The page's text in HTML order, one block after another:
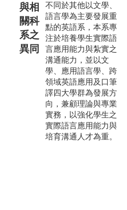
與相
關科
系之
異同
不同於其他以文學、
語言學為主要發展重
點的英語系，本系專
注於培養學生實際語
言應用能力與紮實之
溝通能力，並以文
學、應用語言學、跨
領域英語應用及口筆
譯四大學群為發展方
向，兼顧理論與專業
實務，以強化學生之
實際語言應用能力與
培育溝通人才為重。